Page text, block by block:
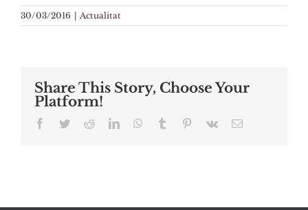
30/03/2016 | Actualitat
Share This Story, Choose Your
Platform!
Facebook
TwitterRedditLinkedInWhatsApp
Tumblr Pinterest
Vk Email: